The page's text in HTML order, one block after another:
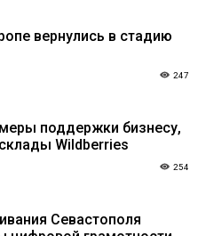
вернулись в стадию
247
поддержки бизнесу,
Wildberries
254
Севастополя